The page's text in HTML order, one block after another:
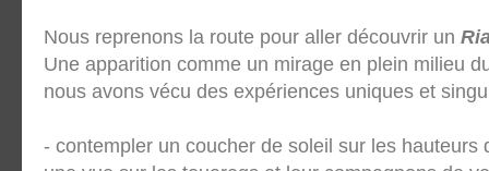
Nous reprenons la route pour aller découvrir un
Une apparition comme un mirage en plein milieu
nous avons vécu des expériences uniques et
- contempler un coucher de soleil sur les hauteurs